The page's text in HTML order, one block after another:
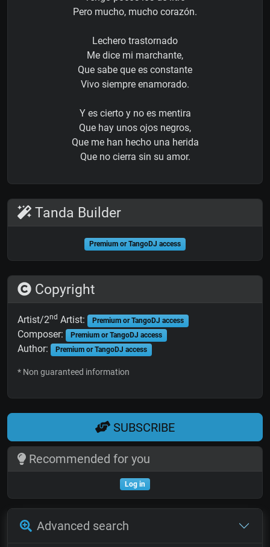
Pero mucho, mucho corazón.
Lechero trastornado
Me dice mi marchante,
Que sabe que es constante
Vivo siempre enamorado.
Y es cierto y no es mentira
Que hay unos ojos negros,
Que me han hecho una herida
Que no cierra sin su amor.
Tanda Builder
Premium or TangoDJ access
Copyright
Artist/2nd Artist: Premium or TangoDJ access
Composer: Premium or TangoDJ access
Author: Premium or TangoDJ access
* Non guaranteed information
SUBSCRIBE
Recommended for you
Log in
Advanced search